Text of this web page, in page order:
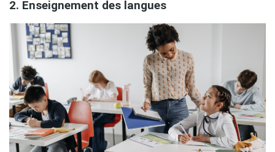
2. Enseignement des langues